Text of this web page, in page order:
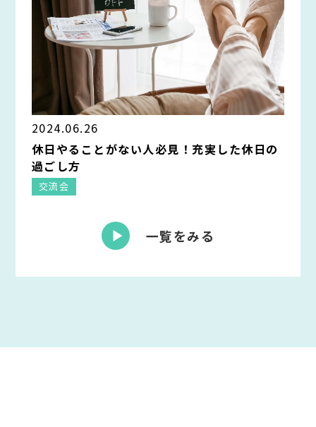
2024.06.26
休日やることがない人必見！充実した休日の
過ごし方
交流会
一覧をみる